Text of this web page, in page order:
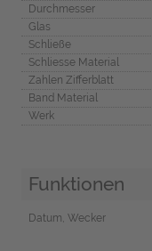
Durchmesser
Glas
Schließe
Schliesse Material
Zahlen Zifferblatt
Band Material
Werk
Funktionen
Datum, Wecker